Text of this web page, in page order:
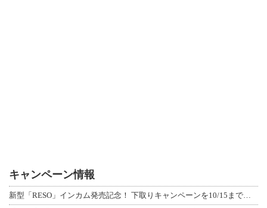
キャンペーン情報
新型「RESO」インカム発売記念！ 下取りキャンペーンを10/15まで延長して開